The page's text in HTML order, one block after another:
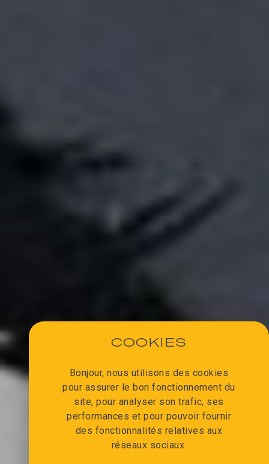
COOKIES
Bonjour, nous utilisons des cookies
pour assurer le bon fonctionnement du
site, pour analyser son trafic, ses
performances et pour pouvoir fournir
des fonctionnalités relatives aux
réseaux sociaux.